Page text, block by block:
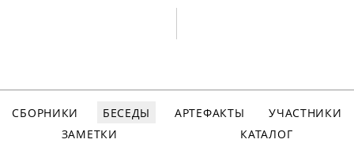
СБОРНИКИ БЕСЕДЫ АРТЕФАКТЫ
УЧАСТНИКИ
ЗАМЕТКИ
КАТАЛОГ